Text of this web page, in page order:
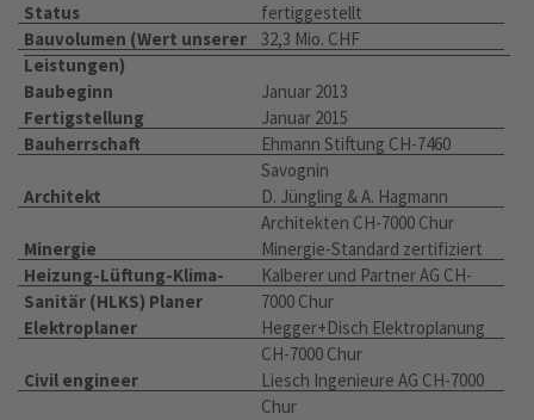
Status
fertiggestellt
Bauvolumen (Wert unserer
Leistungen)
32,3 Mio. CHF
Baubeginn
Januar 2013
Fertigstellung
Januar 2015
Bauherrschaft
Ehmann Stiftung CH-7460
Savognin
Architekt
D. Jüngling & A. Hagmann
Architekten CH-7000 Chur
Minergie
Minergie-Standard zertifiziert
Heizung-Lüftung-Klima-
Sanitär (HLKS) Planer
Kalberer und Partner AG CH-
7000 Chur
Elektroplaner
Hegger+Disch Elektroplanung
CH-7000 Chur
Civil engineer
Liesch Ingenieure AG CH-7000
Chur